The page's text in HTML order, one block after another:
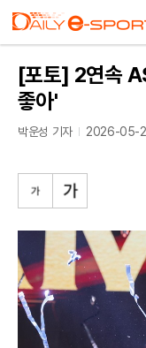
[포토] 2연속
좋아'
박운성 기자 2026-05-